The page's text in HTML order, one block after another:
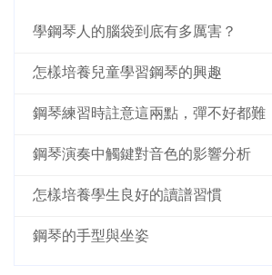
學鋼琴人的腦袋到底有多厲害？
怎樣培養兒童學習鋼琴的興趣
鋼琴練習時註意這兩點，彈不好都難
鋼琴演奏中觸鍵對音色的影響分析
怎樣培養學生良好的讀譜習慣
鋼琴的手型與坐姿